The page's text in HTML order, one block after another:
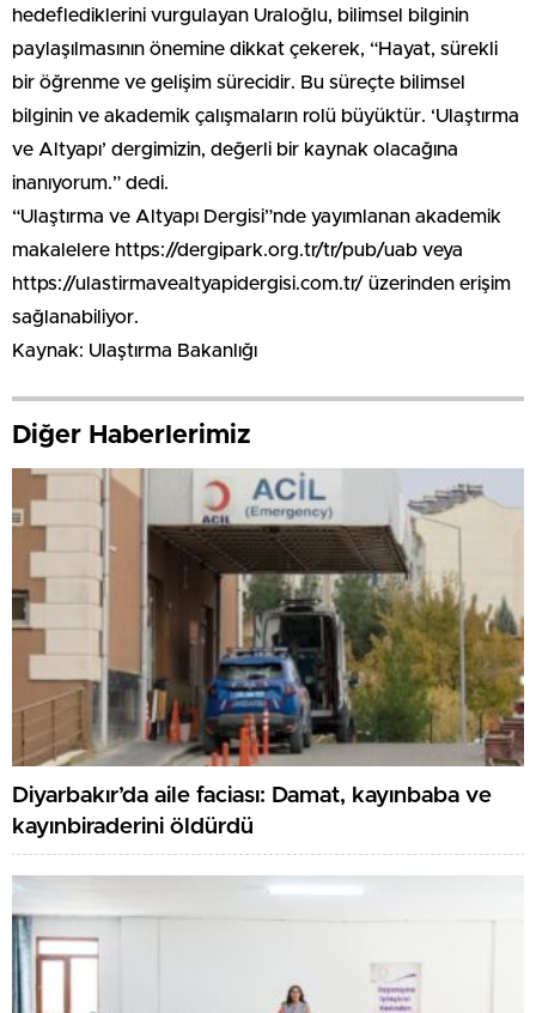
hedeflediklerini vurgulayan Uraloğlu, bilimsel bilginin
paylaşılmasının önemine dikkat çekerek, “Hayat, sürekli
bir öğrenme ve gelişim sürecidir. Bu süreçte bilimsel
bilginin ve akademik çalışmaların rolü büyüktür. ‘Ulaştırma
ve Altyapı’ dergimizin, değerli bir kaynak olacağına
inanıyorum.” dedi.
“Ulaştırma ve Altyapı Dergisi”nde yayımlanan akademik
makalelere https://dergipark.org.tr/tr/pub/uab veya
https://ulastirmavealtyapidergisi.com.tr/ üzerinden erişim
sağlanabiliyor.
Kaynak: Ulaştırma Bakanlığı
Diğer Haberlerimiz
Diyarbakır’da aile faciası: Damat, kayınbaba ve
kayınbiraderini öldürdü